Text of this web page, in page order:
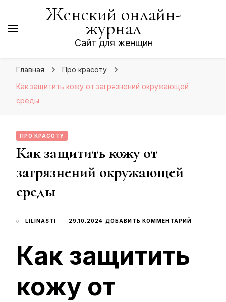
Женский онлайн-
журнал
Сайт для женщин
Главная
Про красоту
Как защитить кожу от загрязнений окружающей
среды
ПРО КРАСОТУ
Как защитить кожу от
загрязнений окружающей
среды
от LILINASTI 29.10.2024 ДОБАВИТЬ КОММЕНТАРИЙ
Как защитить
кожу от